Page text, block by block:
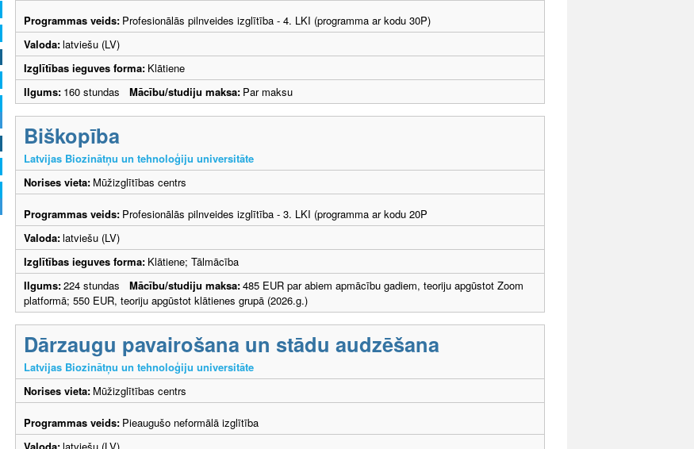
Programmas veids: Profesionālās pilnveides izglītība - 4. LKI (programma ar kodu 30P)
Valoda:latviešu (LV)
Izglītības ieguves forma: Klātiene
Ilgums: 160 stundas Mācību/studiju maksa: Par maksu
Biškopība
Latvijas Biozinātņu un tehnoloģiju universitāte
Norises vieta: Mūžizglītības centrs
Programmas veids: Profesionālās pilnveides izglītība - 3. LKI (programma ar kodu 20P
Valoda:latviešu (LV)
Izglītības ieguves forma: Klātiene; Tālmācība
Ilgums:224 stundas Mācību/studiju maksa:485 EUR par abiem apmācību gadiem, teoriju apgūstot Zoom
platformā; 550 EUR, teoriju apgūstot klātienes grupā (2026.g.)
Dārzaugu pavairošana un stādu audzēšana
Latvijas Biozinātņu un tehnoloģiju universitāte
Norises vieta: Mūžizglītības centrs
Programmas veids: Pieaugušo neformālā izglītība
Valoda:latviešu (LV)